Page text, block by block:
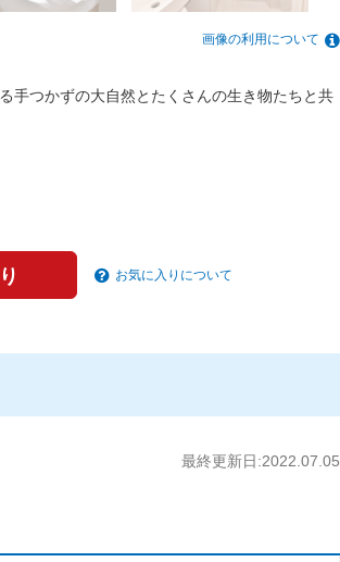
画像の利用について
手つかずの大自然とたくさんの生き物たちと共
お気に入りについて
最終更新日:2022.07.05